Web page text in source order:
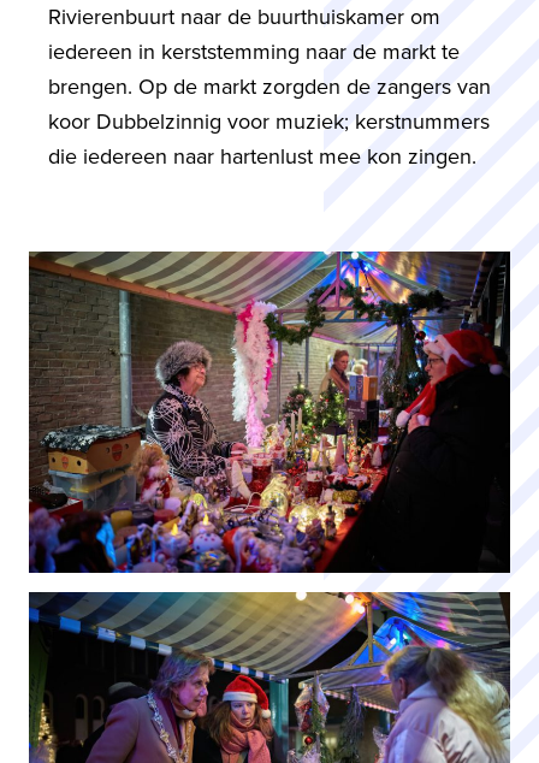
Rivierenbuurt naar de buurthuiskamer om
iedereen in kerststemming naar de markt te
brengen. Op de markt zorgden de zangers van
koor Dubbelzinnig voor muziek; kerstnummers
die iedereen naar hartenlust mee kon zingen.